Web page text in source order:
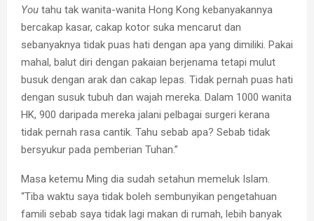
You tahu tak wanita-wanita Hong Kong kebanyakannya
bercakap kasar, cakap kotor suka mencarut dan
sebanyaknya tidak puas hati dengan apa yang dimiliki. Pakai
mahal, balut diri dengan pakaian berjenama tetapi mulut
busuk dengan arak dan cakap lepas. Tidak pernah puas hati
dengan susuk tubuh dan wajah mereka. Dalam 1000 wanita
HK, 900 daripada mereka jalani pelbagai surgeri kerana
tidak pernah rasa cantik. Tahu sebab apa? Sebab tidak
bersyukur pada pemberian Tuhan.”
Masa ketemu Ming dia sudah setahun memeluk Islam.
“Tiba waktu saya tidak boleh sembunyikan pengetahuan
famili sebab saya tidak lagi makan di rumah, lebih banyak